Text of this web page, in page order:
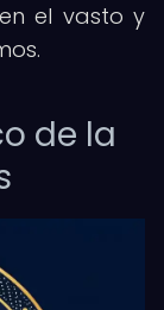
el vasto y
de la